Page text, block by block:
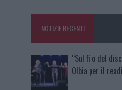
NOTIZIE RECENTI
“Sul filo del
Olbia per il